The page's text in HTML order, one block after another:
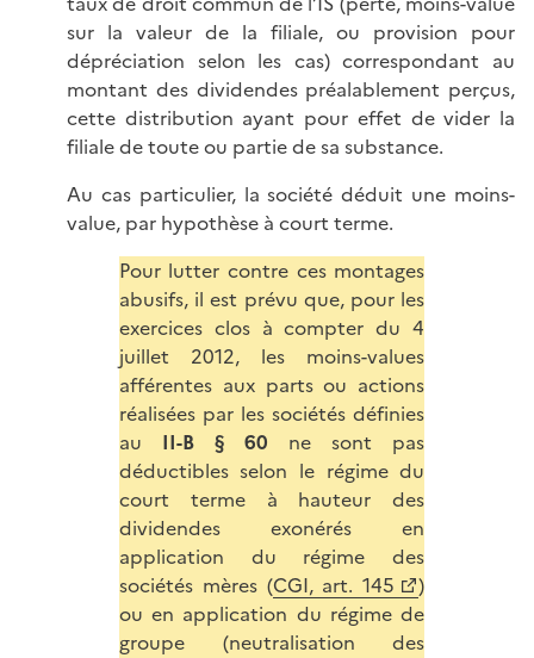
sur la valeur de la filiale, ou provision pour
dépréciation selon les cas) correspondant au
montant des dividendes préalablement perçus,
cette distribution ayant pour effet de vider la
filiale de toute ou partie de sa substance.
Au cas particulier, la société déduit une moins-
value, par hypothèse à court terme.
Pour lutter contre ces montages
abusifs, il est prévu que, pour les
exercices clos à compter du 4
juillet 2012, les moins-values
afférentes aux parts ou actions
réalisées par les sociétés définies
au II-B § 60 ne sont pas
déductibles selon le régime du
court terme à hauteur des
dividendes exonérés en
application du régime des
sociétés mères (CGI, art. 145
)
ou en application du régime de
groupe (neutralisation des